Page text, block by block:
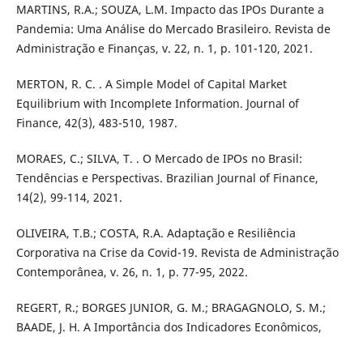
MARTINS, R.A.; SOUZA, L.M. Impacto das IPOs Durante a
Pandemia: Uma Análise do Mercado Brasileiro. Revista de
Administração e Finanças, v. 22, n. 1, p. 101-120, 2021.
MERTON, R. C. . A Simple Model of Capital Market
Equilibrium with Incomplete Information. Journal of
Finance, 42(3), 483-510, 1987.
MORAES, C.; SILVA, T. . O Mercado de IPOs no Brasil:
Tendências e Perspectivas. Brazilian Journal of Finance,
14(2), 99-114, 2021.
OLIVEIRA, T.B.; COSTA, R.A. Adaptação e Resiliência
Corporativa na Crise da Covid-19. Revista de Administração
Contemporânea, v. 26, n. 1, p. 77-95, 2022.
REGERT, R.; BORGES JUNIOR, G. M.; BRAGAGNOLO, S. M.;
BAADE, J. H. A Importância dos Indicadores Econômicos,